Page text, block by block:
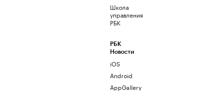
Школа
управления
РБК
РБК
Новости
iOS
Android
AppGallery